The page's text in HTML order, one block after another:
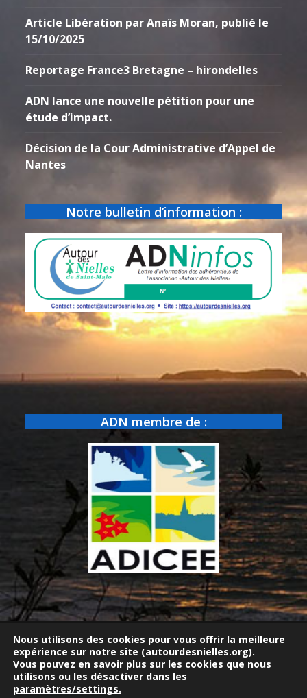
Article Libération par Anaïs Moran, publié le
15/10/2025
Reportage France3 Bretagne – hirondelles
ADN lance une nouvelle pétition pour une
étude d’impact.
Décision de la Cour Administrative d’Appel de
Nantes
Notre bulletin d’information :
ADN membre de :
© Copyright 2017-2026autourdesnielles| Création du site :
Jean-Luc VILLETTE | Site accessible aux personnes déficientes
visuelles.
À propos Données personnelles
Nous utilisons des cookies pour vous offrir la meilleure
expérience sur notre site (autourdesnielles.org).
Vous pouvez en savoir plus sur les cookies que nous
utilisons ou les désactiver dans les
paramètres/settings.